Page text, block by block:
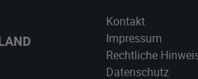
Kontakt
Impressum
Rechtliche
Datenschutz